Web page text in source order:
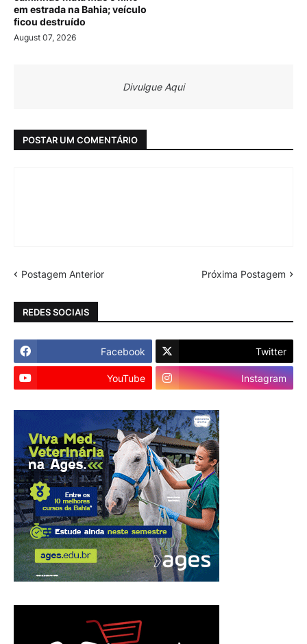
em estrada na Bahia; veículo
ficou destruído
August 07, 2026
Divulgue Aqui
POSTAR UM COMENTÁRIO
Postagem Anterior Próxima Postagem
REDES SOCIAIS
Facebook Twitter
YouTube Instagram